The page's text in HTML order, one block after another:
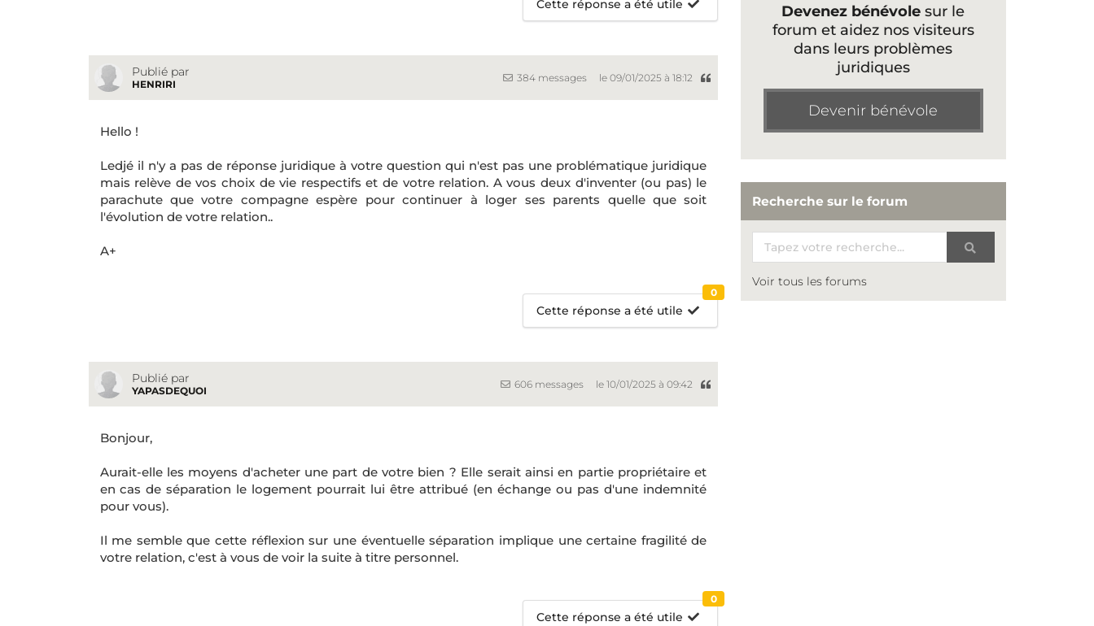
Cette réponse a été utile
Publié par
HENRIRI
384 messages le 09/01/2025 à 18:12
Hello !
Ledjé il n'y a pas de réponse juridique à votre question qui n'est pas une problématique juridique
mais relève de vos choix de vie respectifs et de votre relation. A vous deux d'inventer (ou pas) le
parachute que votre compagne espère pour continuer à loger ses parents quelle que soit
l'évolution de votre relation..
A+
Cette réponse a été utile
0
Publié par
YAPASDEQUOI
606 messages le 10/01/2025 à 09:42
Bonjour,
Aurait-elle les moyens d'acheter une part de votre bien ? Elle serait ainsi en partie propriétaire et
en cas de séparation le logement pourrait lui être attribué (en échange ou pas d'une indemnité
pour vous).
Il me semble que cette réflexion sur une éventuelle séparation implique une certaine fragilité de
votre relation, c'est à vous de voir la suite à titre personnel.
Cette réponse a été utile
0
Devenez bénévole sur le
forum et aidez nos visiteurs
dans leurs problèmes
juridiques
Devenir bénévole
Recherche sur le forum
Voir tous les forums